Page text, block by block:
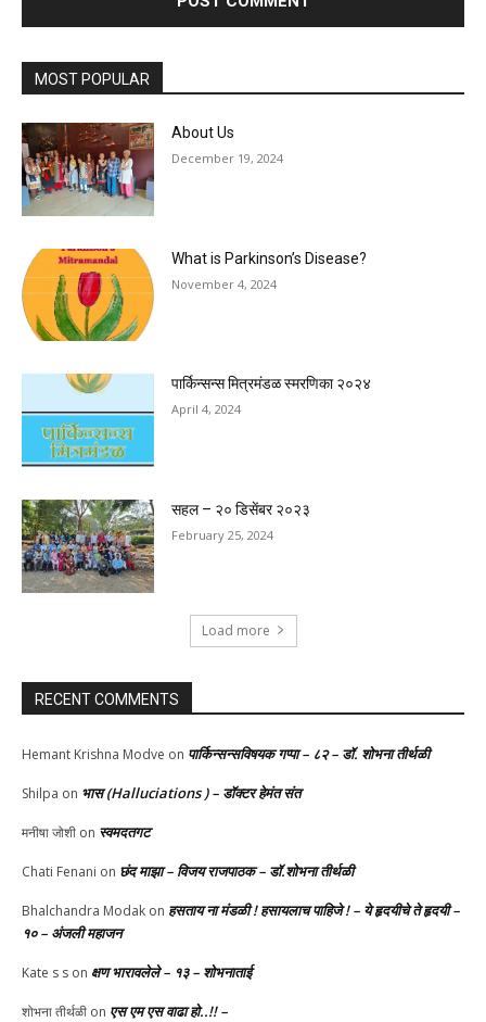
MOST POPULAR
About Us
December 19, 2024
What is Parkinson’s Disease?
November 4, 2024
पार्किन्सन्स मित्रमंडळ स्मरणिका २०२४
April 4, 2024
सहल – २० डिसेंबर २०२३
February 25, 2024
Load more
RECENT COMMENTS
Hemant Krishna Modve on पार्किन्सन्सविषयक गप्पा – ८२ – डॉ. शोभना तीर्थळी
Shilpa on भास (Halluciations ) – डॉक्टर हेमंत संत
मनीषा जोशी on स्वमदतगट
Chati Fenani on छंद माझा – विजय राजपाठक – डॉ.शोभना तीर्थळी
Bhalchandra Modak on हसताय ना मंडळी‌ ! हसायलाच पाहिजे ! – ये हृदयीचे ते हृदयी –
१० – अंजली महाजन
Kate s s on क्षण भारावलेले – १३ – शोभनाताई
शोभना तीर्थळी on एस एम एस वाढा हो..!! –